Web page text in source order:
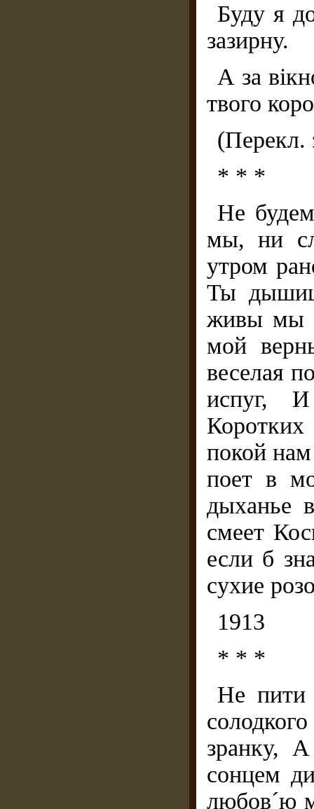
Буду я
зазирну.
А за
твого
(Перекл.
* * *
Не
мы, ни
утром
Ты
живы мы
мой
веселая
испуг,
покой
поет в
дыханье
смеет
если б
сухие
1913
* * *
Не пити
зранку,
сонцем
любов´ю